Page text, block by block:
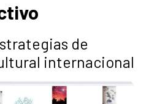
de
internacional